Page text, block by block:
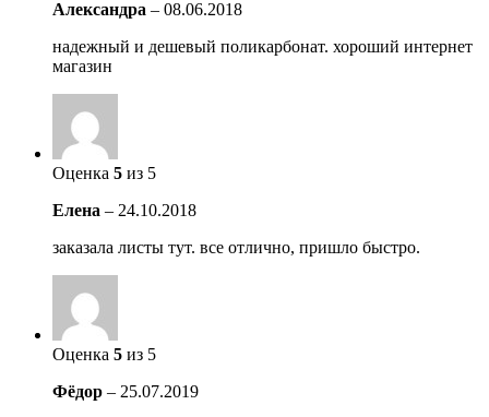
Александра – 08.06.2018
надежный и дешевый поликарбонат. хороший интернет
магазин
Оценка 5 из 5
Елена – 24.10.2018
заказала листы тут. все отлично, пришло быстро.
Оценка 5 из 5
Фёдор – 25.07.2019